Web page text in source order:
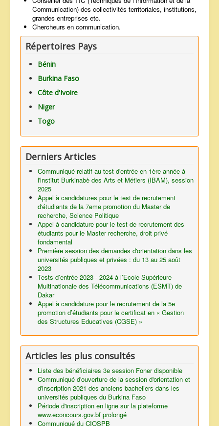
Communication) des collectivités territoriales, institutions,
grandes entreprises etc.
Chercheurs en communication.
Répertoires Pays
Bénin
Burkina Faso
Côte d'Ivoire
Niger
Togo
Derniers Articles
Communiqué relatif au test d'entrée en 1ère année à
l'lnstitut Burkinabè des Arts et Métiers (IBAM), session
2025
Appel à candidatures pour le test de recrutement
d'étudiants de la 7eme promotion du Master de
recherche, Science Politique
Appel à candidature pour le test de recrutement des
étudiants pour le Master recherche, droit privé
fondamental
Première session des demandes d'orientation dans les
universités publiques et privées : du 13 au 25 août
2023
Tests d’entrée 2023 - 2024 à l’Ecole Supérieure
Multinationale des Télécommunications (ESMT) de
Dakar
Appel à candidature pour le recrutement de la 5e
promotion d’étudiants pour le certificat en « Gestion
des Structures Educatives (CGSE) »
Articles les plus consultés
Liste des bénéficiaires 3e session Foner disponible
Communiqué d'ouverture de la session d'orientation et
d'inscription 2021 des anciens bacheliers dans les
universités publiques du Burkina Faso
Période d'inscription en ligne sur la plateforme
www.econcours.gov.bf prolongé
Communiqué du CIOSPB